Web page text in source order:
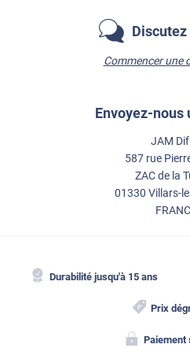
Discutez
Commencer une
Envoyez-nous
JAM
587 rue
ZAC de la
01330 Villars-
Durabilité jusqu'à 15 ans
Prix
Paiement